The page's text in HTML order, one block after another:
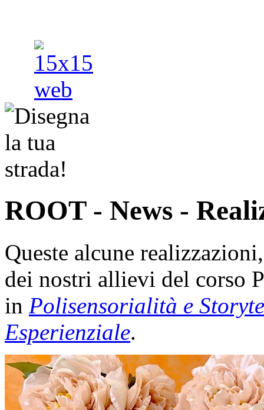
ROOT- News -
Queste alcune
dei nostri allievi del corso
in Polisensorialità e
Esperienziale.